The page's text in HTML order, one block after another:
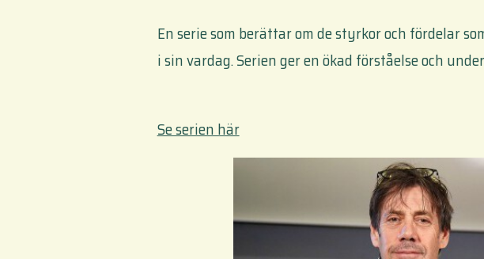
En serie som berättar om de styrkor och fördelar
i sin vardag. Serien ger en ökad förståelse och
Se serien här